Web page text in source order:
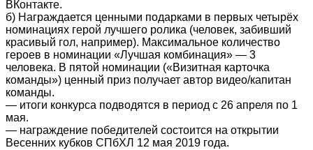
ВКонтакте.
б) Награждается ценными подарками в первых четырёх
номинациях герой лучшего ролика (человек, забивший
красивый гол, например). Максимальное количество
героев в номинации «Лучшая комбинация» — 3
человека. В пятой номинации («Визитная карточка
команды») ценный приз получает автор видео/капитан
команды.
— итоги конкурса подводятся в период с 26 апреля по 1
мая.
— награждение победителей состоится на открытии
Весенних кубков СПбХЛ 12 мая 2019 года.